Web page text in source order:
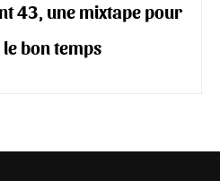
43, une mixtape pour
bon temps